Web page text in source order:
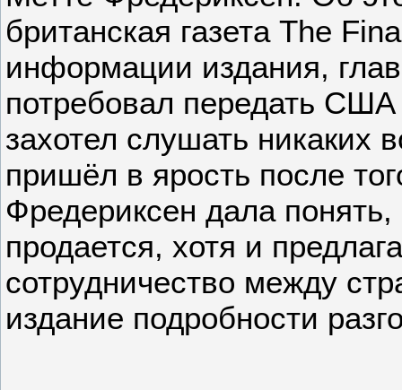
британская газета The
информации издания,
потребовал передать
захотел слушать никаких
пришёл в ярость после
Фредериксен дала понять,
продается, хотя и
сотрудничество между
издание подробности